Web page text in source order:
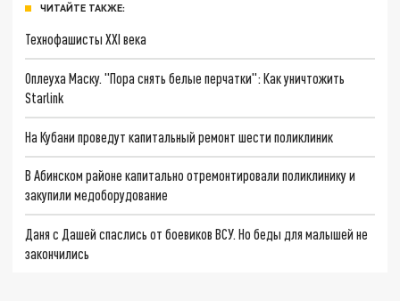
ЧИТАЙТЕ ТАКЖЕ:
Технофашисты XXI века
Оплеуха Маску. "Пора снять белые перчатки": Как уничтожить
Starlink
На Кубани проведут капитальный ремонт шести поликлиник
В Абинском районе капитально отремонтировали поликлинику и
закупили медоборудование
Даня с Дашей спаслись от боевиков ВСУ. Но беды для малышей не
закончились